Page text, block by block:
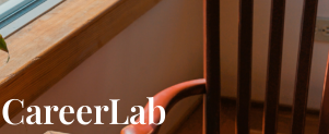
CareerLab